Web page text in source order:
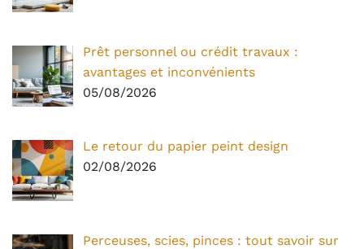
Prêt personnel ou crédit travaux :
avantages et inconvénients
05/08/2026
Le retour du papier peint design
02/08/2026
Perceuses, scies, pinces : tout savoir sur